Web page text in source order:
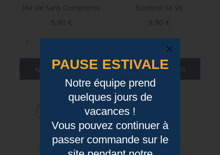
Ma Vie Sans Compromis
Prix
9,90 €
AJOUTER AU PANIER
Bonheur Se Vit
Prix
9,90 €
AJOUTER AU PANIER
PAUSE ESTIVALE
Notre équipe prend
quelques jours de
vacances !
Vous pouvez continuer à
passer commande sur le